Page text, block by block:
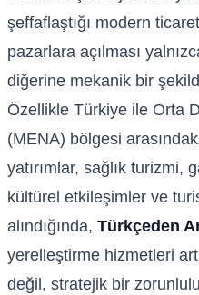
şeffaflaştığı modern
pazarlara açılması
diğerine mekanik bir
Özellikle Türkiye ile Orta
(MENA) bölgesi
yatırımlar, sağlık turizmi,
kültürel etkileşimler ve
alındığında, Türkçeden
yerelleştirme hizmetleri
değil, stratejik bir